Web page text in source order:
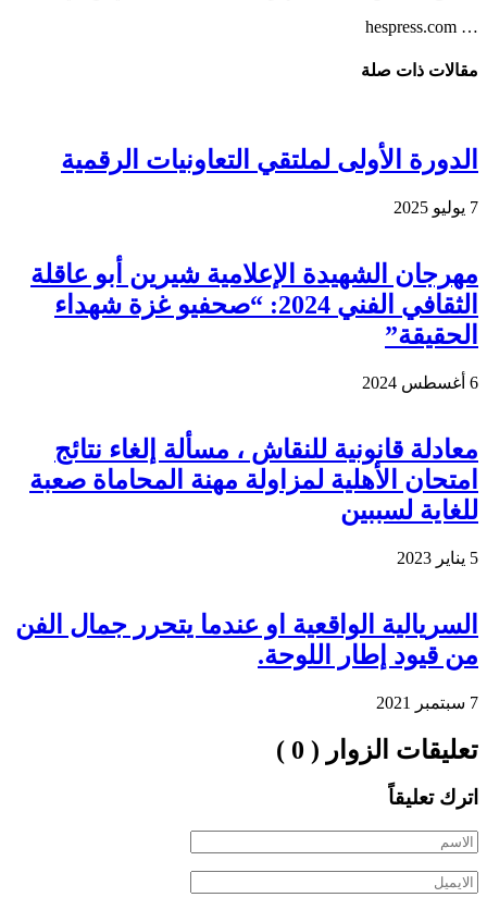
… hespress.com
مقالات ذات صلة
الدورة الأولى لملتقي التعاونيات الرقمية
7 يوليو 2025
مهرجان الشهيدة الإعلامية شيرين أبو عاقلة
الثقافي الفني 2024: “صحفيو غزة شهداء
الحقيقة”
6 أغسطس 2024
معادلة قانونية للنقاش ، مسألة إلغاء نتائج
امتحان الأهلية لمزاولة مهنة المحاماة صعبة
للغاية لسببين
5 يناير 2023
السريالية الواقعية او عندما يتحرر جمال الفن
من قيود إطار اللوحة.
7 سبتمبر 2021
تعليقات الزوار ( 0 )
اترك تعليقاً